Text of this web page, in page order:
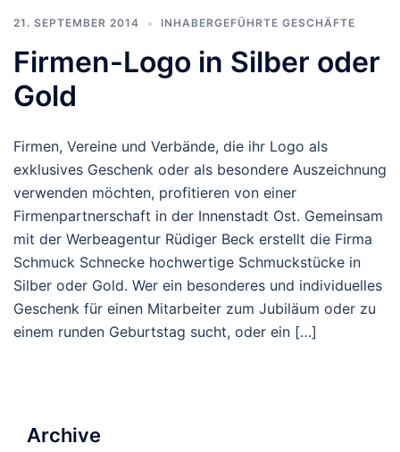
21. SEPTEMBER 2014 INHABERGEFÜHRTE GESCHÄFTE
Firmen-Logo in Silber oder
Gold
Firmen, Vereine und Verbände, die ihr Logo als
exklusives Geschenk oder als besondere Auszeichnung
verwenden möchten, profitieren von einer
Firmenpartnerschaft in der Innenstadt Ost. Gemeinsam
mit der Werbeagentur Rüdiger Beck erstellt die Firma
Schmuck Schnecke hochwertige Schmuckstücke in
Silber oder Gold. Wer ein besonderes und individuelles
Geschenk für einen Mitarbeiter zum Jubiläum oder zu
einem runden Geburtstag sucht, oder ein […]
Archive